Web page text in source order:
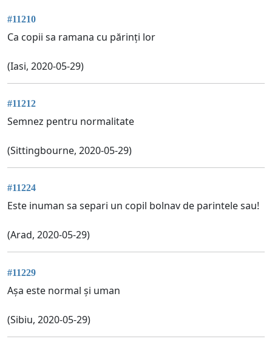
#11210
Ca copii sa ramana cu părinți lor
(Iasi, 2020-05-29)
#11212
Semnez pentru normalitate
(Sittingbourne, 2020-05-29)
#11224
Este inuman sa separi un copil bolnav de parintele sau!
(Arad, 2020-05-29)
#11229
Așa este normal și uman
(Sibiu, 2020-05-29)